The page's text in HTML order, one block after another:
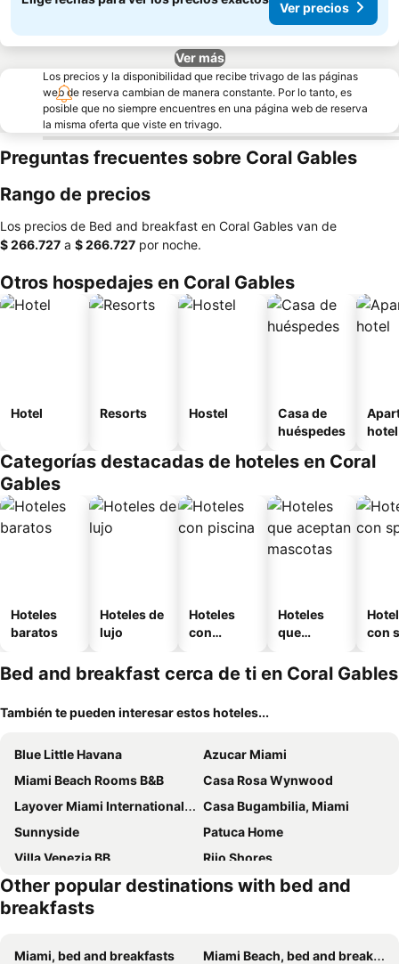
Ver precios
Ver más
Los precios y la disponibilidad que recibe trivago de las páginas
web de reserva cambian de manera constante. Por lo tanto, es
posible que no siempre encuentres en una página web de reserva
la misma oferta que viste en trivago.
Preguntas frecuentes sobre Coral Gables
Rango de precios
Los precios de Bed and breakfast en Coral Gables van de
‎$ 266.727 a ‎$ 266.727 por noche.
Otros hospedajes en Coral Gables
Hotel Resorts Hostel
Casa de
huéspedes
hotel
Categorías destacadas de hoteles en Coral
Gables
Hoteles
baratos
Hoteles de
lujo
Hoteles
con
Hoteles
que
mascotas
con
Bed and breakfast cerca de ti en Coral Gables
También te pueden interesar estos hoteles...
Blue Little Havana
Azucar Miami
Miami Beach Rooms B&B
Casa Rosa Wynwood
Layover Miami International Airport
Casa Bugambilia, Miami
Sunnyside
Patuca Home
Villa Venezia BB
Riio Shores
Other popular destinations with bed and
breakfasts
Miami, bed and breakfasts
Miami Beach, bed and breakfasts